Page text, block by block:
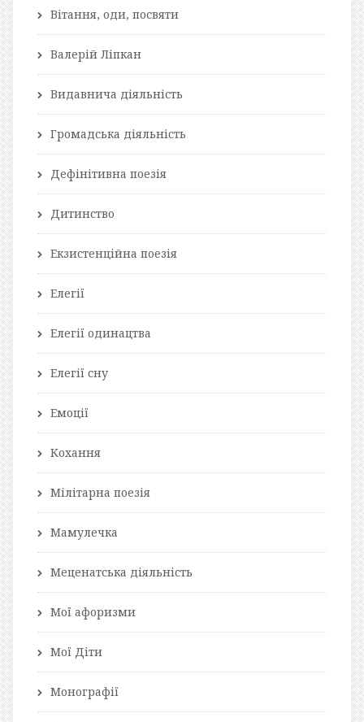
Вітання, оди, посвяти
Валерій Ліпкан
Видавнича діяльність
Громадська діяльність
Дефінітивна поезія
Дитинство
Екзистенційна поезія
Елегії
Елегії одинацтва
Елегії сну
Емоції
Кохання
Мілітарна поезія
Мамулечка
Меценатська діяльність
Мої афоризми
Мої Діти
Монографії